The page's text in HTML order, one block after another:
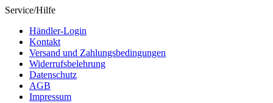
Service/Hilfe
Händler-Login
Kontakt
Versand und Zahlungsbedingungen
Widerrufsbelehrung
Datenschutz
AGB
Impressum